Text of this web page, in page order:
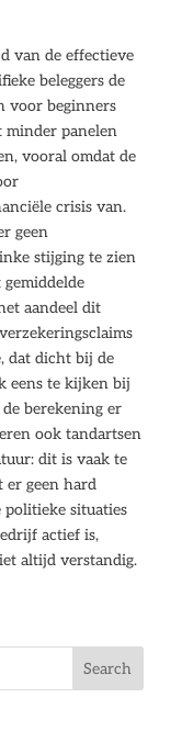
van de effectieve
beleggers de
voor beginners
minder panelen
vooral omdat de
crisis van.
geen
stijging te zien
aandeel dit
dat dicht bij de
eens te kijken bij
berekening er
ook tandartsen
dit is vaak te
er geen hard
politieke situaties
actief is,
altijd verstandig.